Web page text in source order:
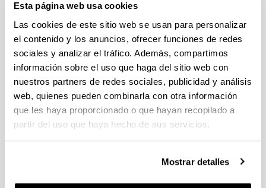
Esta página web usa cookies
Las cookies de este sitio web se usan para personalizar
el contenido y los anuncios, ofrecer funciones de redes
sociales y analizar el tráfico. Además, compartimos
información sobre el uso que haga del sitio web con
nuestros partners de redes sociales, publicidad y análisis
web, quienes pueden combinarla con otra información
que les haya proporcionado o que hayan recopilado a
partir del uso que haya hecho de sus servicios.
Mostrar detalles
admitidas que pasan a la fase de valoración
PIFG22/33: “Fotónica cuántica en fibras
microestructuradas”,
Plazo de presentación cerrado: 19/11/2022 - 13/12/2022 23:59
29/12/2022 Se ha publicado la propuesta de adjudicación
Convocatoria de ayudas para contratos predoctorales para
la formación de doctores: Programa FPI 2022
solicitudes finaliza el 26/01/2023 a las 14:00